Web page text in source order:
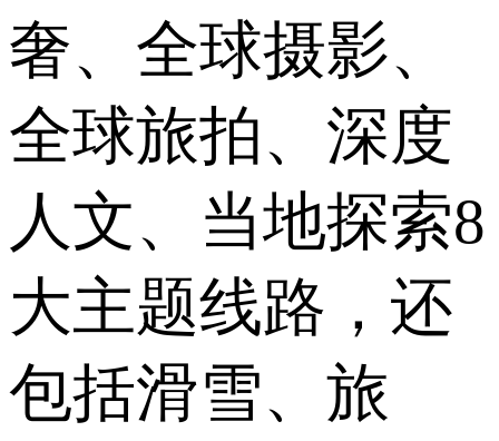
奢、全球摄影、
全球旅拍、深度
人文、当地探索8
大主题线路，还
包括滑雪、旅